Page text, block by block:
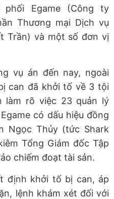
Egame (Công ty
Thương mại Dịch vụ
Trần) và một số đơn vị
vụ án đến nay, ngoài
can đã khởi tố về 3 tội
làm rõ việc 23 quản lý
có dấu hiệu đồng
Ngọc Thủy (tức Shark
Tổng Giám đốc Tập
chiếm đoạt tài sản.
định khởi tố bị can, áp
lệnh khám xét đối với